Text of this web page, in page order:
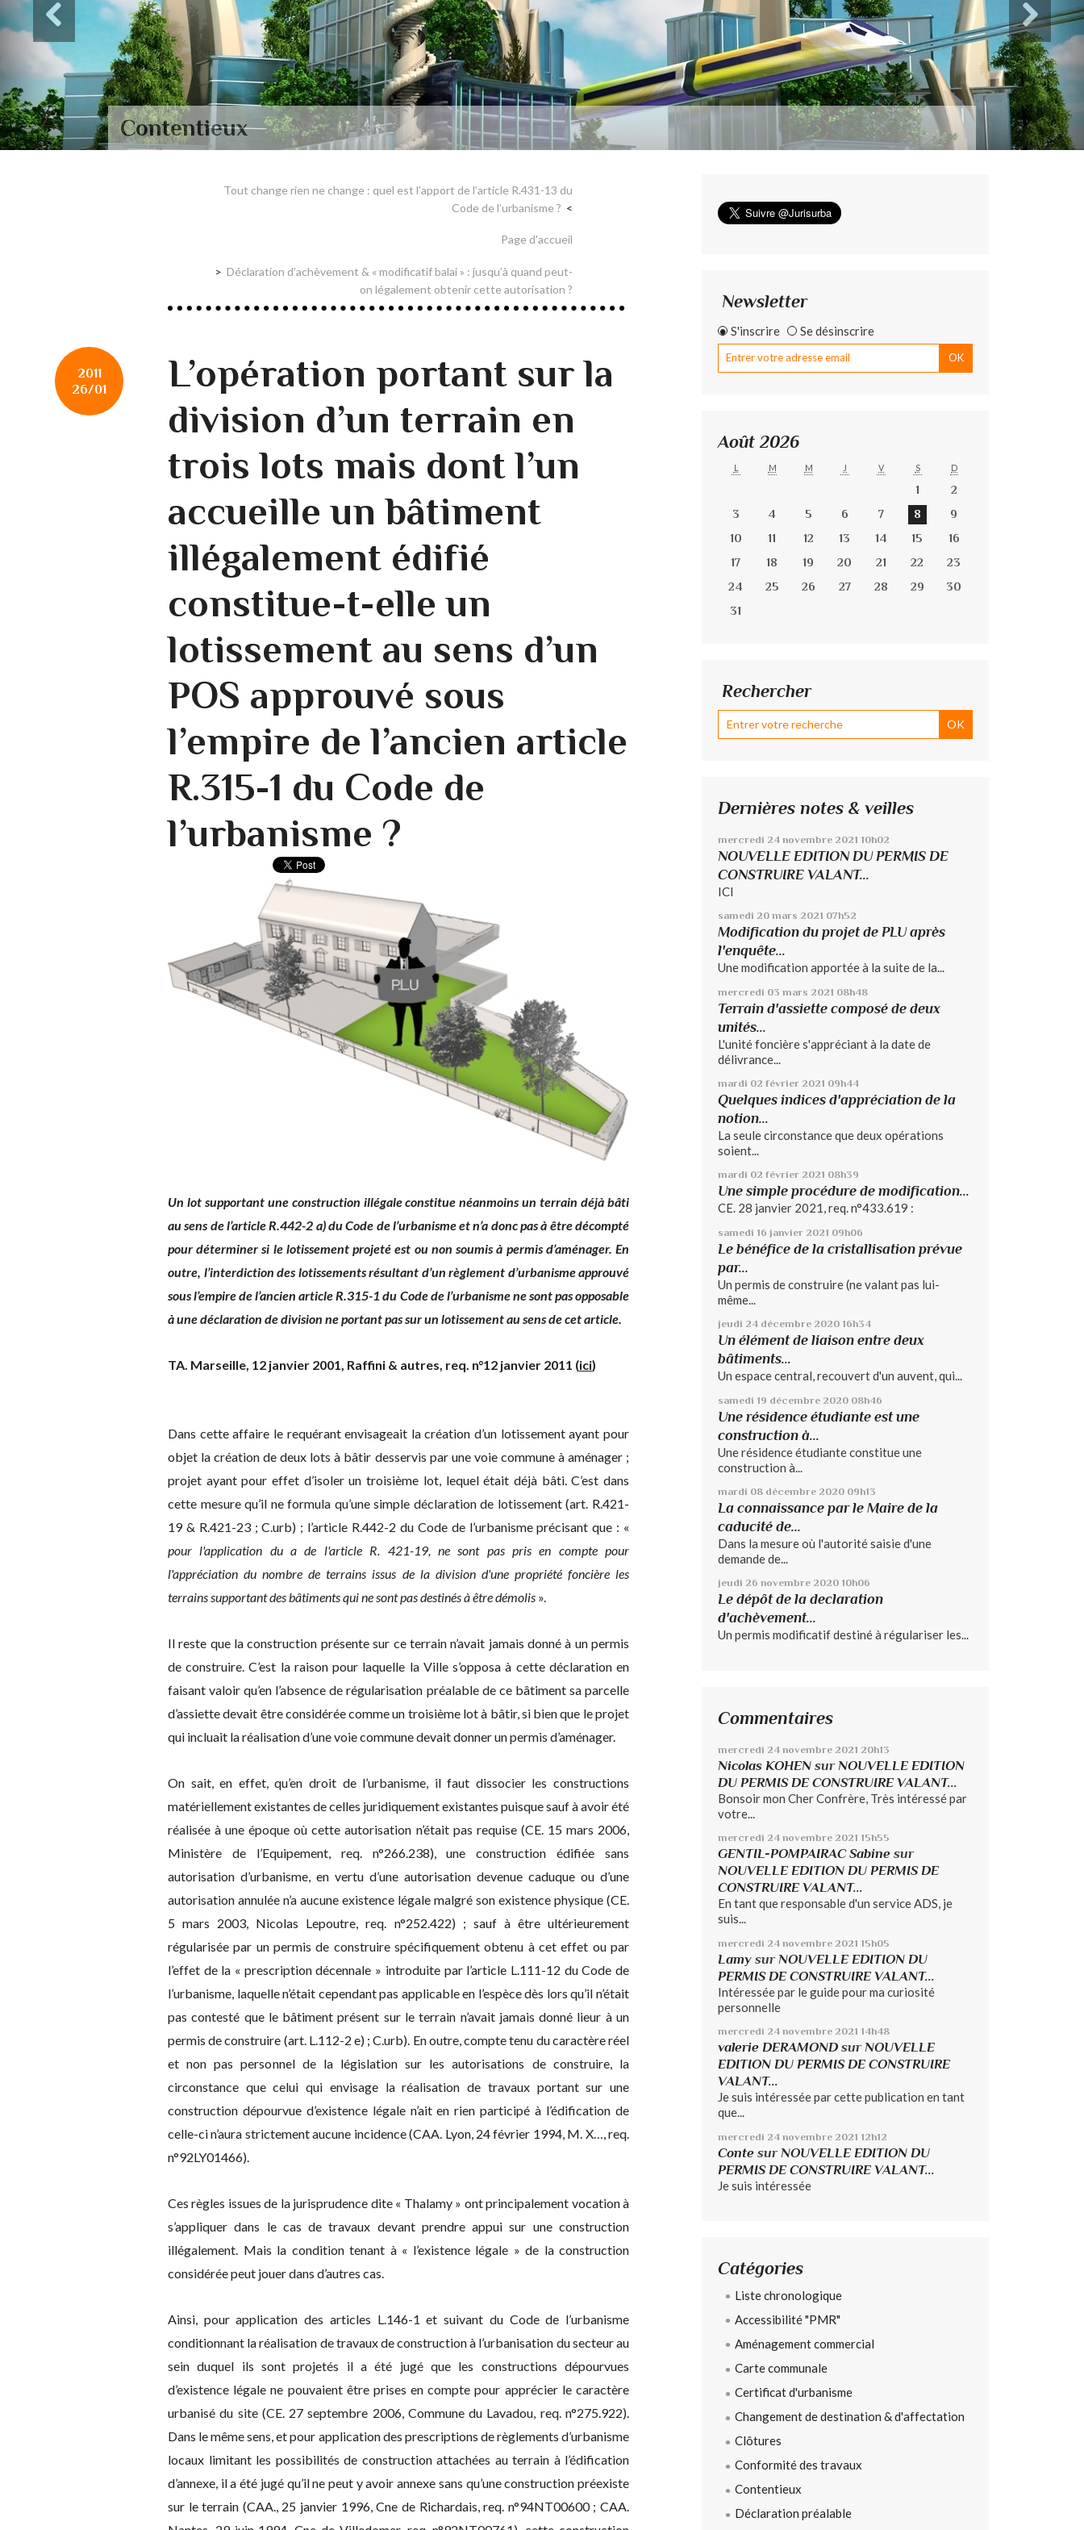
Contentieux
Tout change rien ne change : quel est l’apport de l’article R.431-13 du
Code de l’urbanisme ?
Page d'accueil
Déclaration d’achèvement & « modificatif balai » : jusqu’à quand peut-
on légalement obtenir cette autorisation ?
2011
26/01
L’opération portant sur la
division d’un terrain en
trois lots mais dont l’un
accueille un bâtiment
illégalement édifié
constitue-t-elle un
lotissement au sens d’un
POS approuvé sous
l’empire de l’ancien article
R.315-1 du Code de
l’urbanisme ?
Un lot supportant une construction illégale constitue néanmoins un terrain déjà bâti
au sens de l’article R.442-2 a) du Code de l’urbanisme et n’a donc pas à être décompté
pour déterminer si le lotissement projeté est ou non soumis à permis d’aménager. En
outre, l’interdiction des lotissements résultant d’un règlement d’urbanisme approuvé
sous l’empire de l’ancien article R.315-1 du Code de l’urbanisme ne sont pas opposable
à une déclaration de division ne portant pas sur un lotissement au sens de cet article.
TA. Marseille, 12 janvier 2001, Raffini & autres, req. n°12 janvier 2011 (ici)
Dans cette affaire le requérant envisageait la création d’un lotissement ayant pour
objet la création de deux lots à bâtir desservis par une voie commune à aménager ;
projet ayant pour effet d’isoler un troisième lot, lequel était déjà bâti. C’est dans
cette mesure qu’il ne formula qu’une simple déclaration de lotissement (art. R.421-
19 & R.421-23 ; C.urb) ; l’article R.442-2 du Code de l’urbanisme précisant que : «
pour l'application du a de l'article R. 421-19, ne sont pas pris en compte pour
l'appréciation du nombre de terrains issus de la division d'une propriété foncière les
terrains supportant des bâtiments qui ne sont pas destinés à être démolis ».
Il reste que la construction présente sur ce terrain n’avait jamais donné à un permis
de construire. C’est la raison pour laquelle la Ville s’opposa à cette déclaration en
faisant valoir qu’en l’absence de régularisation préalable de ce bâtiment sa parcelle
d’assiette devait être considérée comme un troisième lot à bâtir, si bien que le projet
qui incluait la réalisation d’une voie commune devait donner un permis d’aménager.
On sait, en effet, qu’en droit de l’urbanisme, il faut dissocier les constructions
matériellement existantes de celles juridiquement existantes puisque sauf à avoir été
réalisée à une époque où cette autorisation n’était pas requise (CE. 15 mars 2006,
Ministère de l’Equipement, req. n°266.238), une construction édifiée sans
autorisation d’urbanisme, en vertu d’une autorisation devenue caduque ou d’une
autorisation annulée n’a aucune existence légale malgré son existence physique (CE.
5 mars 2003, Nicolas Lepoutre, req. n°252.422) ; sauf à être ultérieurement
régularisée par un permis de construire spécifiquement obtenu à cet effet ou par
l’effet de la « prescription décennale » introduite par l’article L.111-12 du Code de
l’urbanisme, laquelle n’était cependant pas applicable en l’espèce dès lors qu’il n’était
pas contesté que le bâtiment présent sur le terrain n’avait jamais donné lieur à un
permis de construire (art. L.112-2 e) ; C.urb). En outre, compte tenu du caractère réel
et non pas personnel de la législation sur les autorisations de construire, la
circonstance que celui qui envisage la réalisation de travaux portant sur une
construction dépourvue d’existence légale n’ait en rien participé à l’édification de
celle-ci n’aura strictement aucune incidence (CAA. Lyon, 24 février 1994, M. X…, req.
n°92LY01466).
Ces règles issues de la jurisprudence dite « Thalamy » ont principalement vocation à
s’appliquer dans le cas de travaux devant prendre appui sur une construction
illégalement. Mais la condition tenant à « l’existence légale » de la construction
considérée peut jouer dans d’autres cas.
Ainsi, pour application des articles L.146-1 et suivant du Code de l’urbanisme
conditionnant la réalisation de travaux de construction à l’urbanisation du secteur au
sein duquel ils sont projetés il a été jugé que les constructions dépourvues
d’existence légale ne pouvaient être prises en compte pour apprécier le caractère
urbanisé du site (CE. 27 septembre 2006, Commune du Lavadou, req. n°275.922).
Dans le même sens, et pour application des prescriptions de règlements d’urbanisme
locaux limitant les possibilités de construction attachées au terrain à l’édification
d’annexe, il a été jugé qu’il ne peut y avoir annexe sans qu’une construction préexiste
sur le terrain (CAA., 25 janvier 1996, Cne de Richardais, req. n°94NT00600 ; CAA.
Newsletter
S'inscrire Se désinscrire
Août 2026
L M M J V S D
1
2
3
4 5 6 7 8
9
10
11 12 13 14 15
16
17
18 19 20 21 22
23
24
25 26 27 28 29
30
31
Rechercher
Dernières notes & veilles
mercredi 24 novembre 2021 10h02
NOUVELLE EDITION DU PERMIS DE
CONSTRUIRE VALANT...
ICI
samedi 20 mars 2021 07h52
Modification du projet de PLU après
l'enquête...
Une modification apportée à la suite de la...
mercredi 03 mars 2021 08h48
Terrain d'assiette composé de deux
unités...
L'unité foncière s'appréciant à la date de
délivrance...
mardi 02 février 2021 09h44
Quelques indices d'appréciation de la
notion...
La seule circonstance que deux opérations
soient...
mardi 02 février 2021 08h39
Une simple procédure de modification...
CE. 28 janvier 2021, req. n°433.619 :
samedi 16 janvier 2021 09h06
Le bénéfice de la cristallisation prévue
par...
Un permis de construire (ne valant pas lui-
même...
jeudi 24 décembre 2020 16h34
Un élément de liaison entre deux
bâtiments...
Un espace central, recouvert d'un auvent, qui...
samedi 19 décembre 2020 08h46
Une résidence étudiante est une
construction à...
Une résidence étudiante constitue une
construction à...
mardi 08 décembre 2020 09h13
La connaissance par le Maire de la
caducité de...
Dans la mesure où l'autorité saisie d'une
demande de...
jeudi 26 novembre 2020 10h06
Le dépôt de la declaration
d'achèvement...
Un permis modificatif destiné à régulariser les...
Commentaires
mercredi 24 novembre 2021 20h13
Nicolas KOHEN sur NOUVELLE EDITION
DU PERMIS DE CONSTRUIRE VALANT...
Bonsoir mon Cher Confrère, Très intéressé par
votre...
mercredi 24 novembre 2021 15h55
GENTIL-POMPAIRAC Sabine sur
NOUVELLE EDITION DU PERMIS DE
CONSTRUIRE VALANT...
En tant que responsable d'un service ADS, je
suis...
mercredi 24 novembre 2021 15h05
Lamy sur NOUVELLE EDITION DU
PERMIS DE CONSTRUIRE VALANT...
Intéressée par le guide pour ma curiosité
personnelle
mercredi 24 novembre 2021 14h48
valerie DERAMOND sur NOUVELLE
EDITION DU PERMIS DE CONSTRUIRE
VALANT...
Je suis intéressée par cette publication en tant
que...
mercredi 24 novembre 2021 12h12
Conte sur NOUVELLE EDITION DU
PERMIS DE CONSTRUIRE VALANT...
Je suis intéressée
Catégories
Liste chronologique
Accessibilité "PMR"
Aménagement commercial
Carte communale
Certificat d'urbanisme
Changement de destination & d'affectation
Clôtures
Conformité des travaux
Contentieux
Déclaration préalable